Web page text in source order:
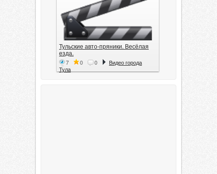
Тульские авто-пряники. Весёлая
езда.
7 0 0
Видео города
Тула